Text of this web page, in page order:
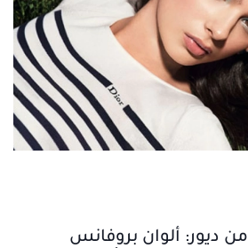
مكياج صيف 2026 من ديور: ألوان بروفانس